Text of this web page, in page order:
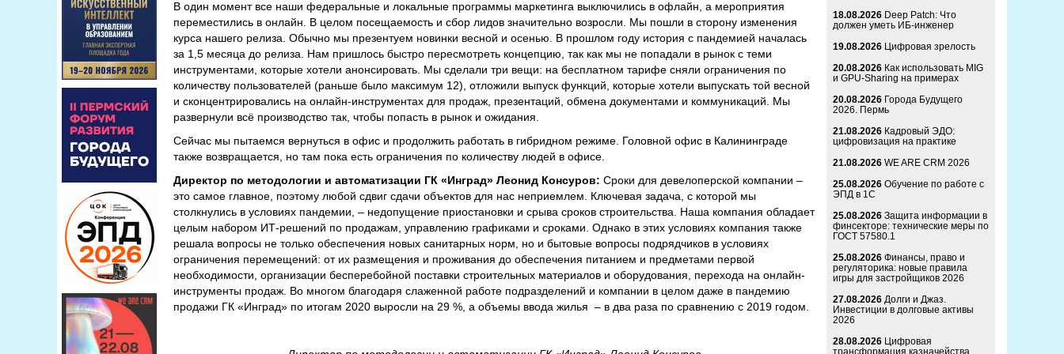
В один момент все наши федеральные и локальные программы маркетинга выключились в офлайн, а мероприятия
переместились в онлайн. В целом посещаемость и сбор лидов значительно возросли. Мы пошли в сторону изменения
курса нашего релиза. Обычно мы презентуем новинки весной и осенью. В прошлом году история с пандемией началась
за 1,5 месяца до релиза. Нам пришлось быстро пересмотреть концепцию, так как мы не попадали в рынок с теми
инструментами, которые хотели анонсировать. Мы сделали три вещи: на бесплатном тарифе сняли ограничения по
количеству пользователей (раньше было максимум 12), отложили выпуск функций, которые хотели выпускать той весной
и сконцентрировались на онлайн-инструментах для продаж, презентаций, обмена документами и коммуникаций. Мы
развернули всё производство так, чтобы попасть в рынок и ожидания.
Сейчас мы пытаемся вернуться в офис и продолжить работать в гибридном режиме. Головной офис в Калининграде
также возвращается, но там пока есть ограничения по количеству людей в офисе.
Директор по методологии и автоматизации ГК «Инград» Леонид Консуров: Сроки для девелоперской компании –
это самое главное, поэтому любой сдвиг сдачи объектов для нас неприемлем. Ключевая задача, с которой мы
столкнулись в условиях пандемии, – недопущение приостановки и срыва сроков строительства. Наша компания обладает
целым набором ИТ-решений по продажам, управлению графиками и сроками. Однако в этих условиях компания также
решала вопросы не только обеспечения новых санитарных норм, но и бытовые вопросы подрядчиков в условиях
ограничения перемещений: от их размещения и проживания до обеспечения питанием и предметами первой
необходимости, организации бесперебойной поставки строительных материалов и оборудования, перехода на онлайн-
инструменты продаж. Во многом благодаря слаженной работе подразделений и компании в целом даже в пандемию
продажи ГК «Инград» по итогам 2020 выросли на 29 %, а объемы ввода жилья – в два раза по сравнению с 2019 годом.
18.08.2026 Deep Patch: Что
должен уметь ИБ-инженер
19.08.2026 Цифровая зрелость
20.08.2026 Как использовать MIG
и GPU-Sharing на примерах
20.08.2026 Города Будущего
2026. Пермь
21.08.2026 Кадровый ЭДО:
цифровизация на практике
21.08.2026 WE ARE CRM 2026
25.08.2026 Обучение по работе с
ЭПД в 1С
25.08.2026 Защита информации в
финсекторе: технические меры по
ГОСТ 57580.1
25.08.2026 Финансы, право и
регуляторика: новые правила
игры для застройщиков 2026
27.08.2026 Долги и Джаз.
Инвестиции в долговые активы
2026
28.08.2026 Цифровая